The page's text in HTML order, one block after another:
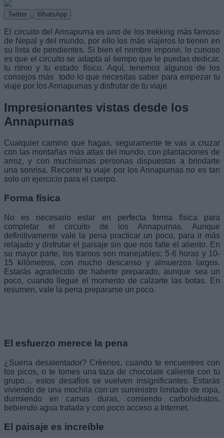
Twitter WhatsApp
El circuito del Annapurna es uno de los trekking más famoso
de Nepal y del mundo, por ello los más viajeros lo tienen en
su lista de pendientes. Si bien el nombre impone, lo curioso
es que el circuito se adapta al tiempo que le puedas dedicar,
tu ritmo y tu estado físico. Aquí, tenemos algunos de los
consejos más todo lo que necesitas saber para empezar tu
viaje por los Annapurnas y disfrutar de tu viaje.
Impresionantes vistas desde los
Annapurnas
Cualquier camino que hagas, seguramente te vas a cruzar
con las montañas más altas del mundo, con plantaciones de
arroz, y con muchísimas personas dispuestas a brindarte
una sonrisa. Recorrer tu viaje por los Annapurnas no es tan
solo un ejercicio para el cuerpo.
Forma física
No es necesario estar en perfecta forma física para
completar el circuito de los Annapurnas. Aunque
definitivamente vale la pena practicar un poco, para ir más
relajado y disfrutar el paisaje sin que nos falte el aliento. En
su mayor parte, los tramos son manejables; 5-6 horas y 10-
15 kilómetros, con mucho descanso y almuerzos largos.
Estarás agradecido de haberte preparado, aunque sea un
poco, cuando llegue el momento de calzarte las botas. En
resumen, vale la pena prepararse un poco.
El esfuerzo merece la pena
¿Suena desalentador? Créenos, cuando te encuentres con
los picos, o te tomes una taza de chocolate caliente con tu
grupo… estos desafíos se vuelven insignificantes. Estarás
viviendo de una mochila con un suministro limitado de ropa,
durmiendo en camas duras, comiendo carbohidratos,
bebiendo agua tratada y con poco acceso a Internet.
El paisaje es increíble